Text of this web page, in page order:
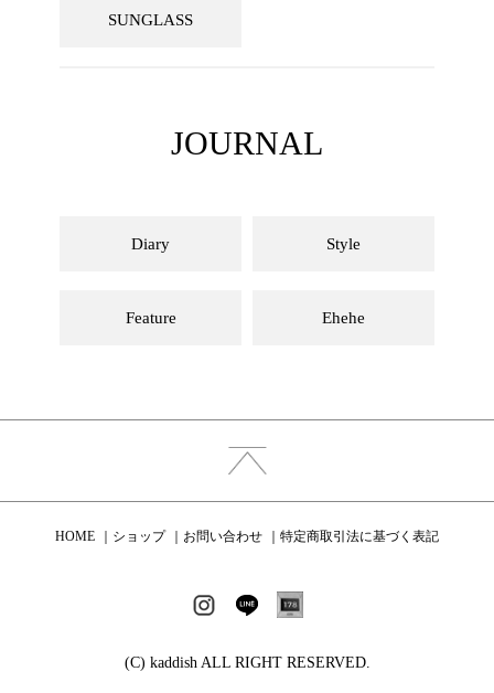
SUNGLASS
JOURNAL
Diary Style
Feature Ehehe
HOME ショップ お問い合わせ 特定商取引法に基づく表記
(C) kaddish ALL RIGHT RESERVED.